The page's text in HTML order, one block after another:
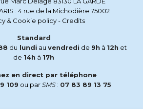
: 4 rue de la Michodière 75002
& Cookie policy- Credits
Standard
du lundi au vendredi de 9h à 12h et
de 14h à 17h
en direct par téléphone
109 ou parSMS : 07 83 89 13 75